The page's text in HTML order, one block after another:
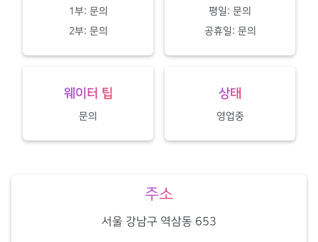
1부: 문의
2부: 문의
평일: 문의
공휴일: 문의
웨이터 팁
문의
상태
영업중
주소
서울 강남구 역삼동 653